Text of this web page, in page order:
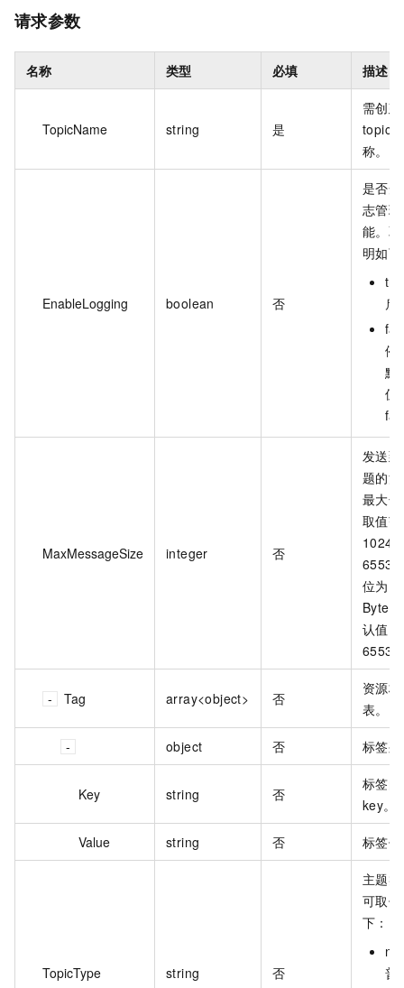
请求参数
名称 类型 必填 描述
TopicName string 是
需创
topic
称。
EnableLogging boolean 否
是否
志管
能。
明如
启
停
默
值
MaxMessageSize integer 否
发送
题的
最大
取值
1024~
65536
位为
Byte
认值：
65536
Tag array<object> 否
资源
表。
object 否 标签
Key string 否
标签的
key。
Value string 否 标签
TopicType string 否
主题
可取
下：
普